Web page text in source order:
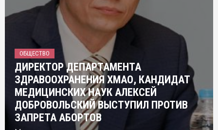
ОБЩЕСТВО
ДИРЕКТОР ДЕПАРТАМЕНТА
ЗДРАВООХРАНЕНИЯ ХМАО, КАНДИДАТ
МЕДИЦИНСКИХ НАУК АЛЕКСЕЙ
ДОБРОВОЛЬСКИЙ ВЫСТУПИЛ ПРОТИВ
ЗАПРЕТА АБОРТОВ